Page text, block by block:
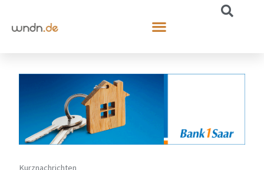
Kurznachrichten